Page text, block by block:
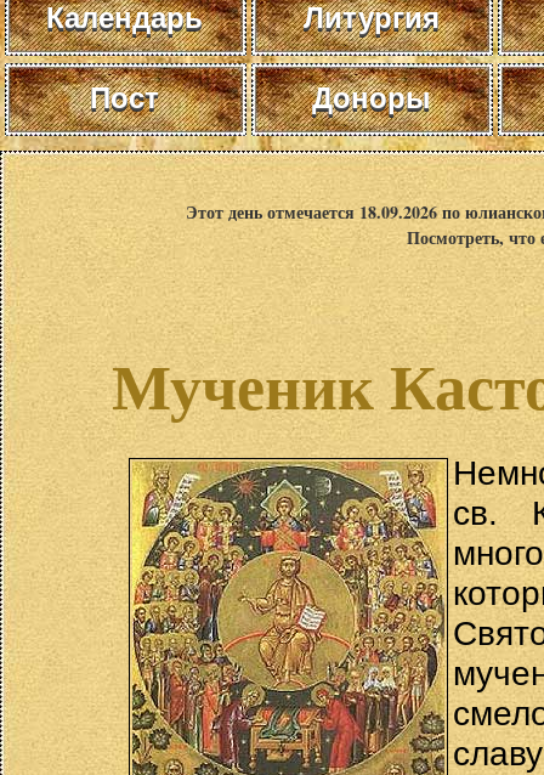
Календарь Литургия
Пост Доноры
Этот день отмечается 18.09.2026 по
Посмотреть,
Мученик
св.